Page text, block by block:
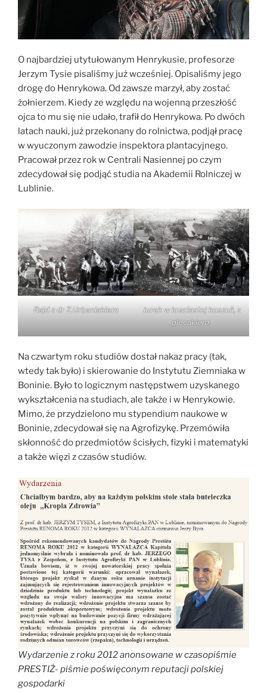
O najbardziej utytułowanym Henrykusie, profesorze
Jerzym Tysie pisaliśmy już wcześniej. Opisaliśmy jego
drogę do Henrykowa. Od zawsze marzył, aby zostać
żołnierzem. Kiedy ze względu na wojenną przeszłość
ojca to mu się nie udało, trafił do Henrykowa. Po dwóch
latach nauki, już przekonany do rolnictwa, podjął pracę
w wyuczonym zawodzie inspektora plantacyjnego.
Pracował przez rok w Centrali Nasiennej po czym
zdecydował się podjąć studia na Akademii Rolniczej w
Lublinie.
Rajd z dr Z.Urbaniakiem
Jurek w kraciastej koszuli, z
plecakiem.
Na czwartym roku studiów dostał nakaz pracy (tak,
wtedy tak było) i skierowanie do Instytutu Ziemniaka w
Boninie. Było to logicznym następstwem uzyskanego
wykształcenia na studiach, ale także i w Henrykowie.
Mimo, że przydzielono mu stypendium naukowe w
Boninie, zdecydował się na Agrofizykę. Przemówiła
skłonność do przedmiotów ścisłych, fizyki i matematyki
a także więzi z czasów studiów.
Wydarzenie z roku 2012 anonsowane w czasopiśmie
PRESTIŻ- piśmie poświęconym reputacji polskiej
gospodarki